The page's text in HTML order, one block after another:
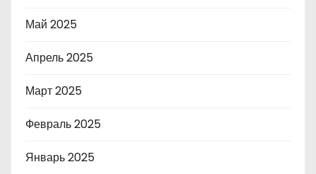
Май 2025
Апрель 2025
Март 2025
Февраль 2025
Январь 2025